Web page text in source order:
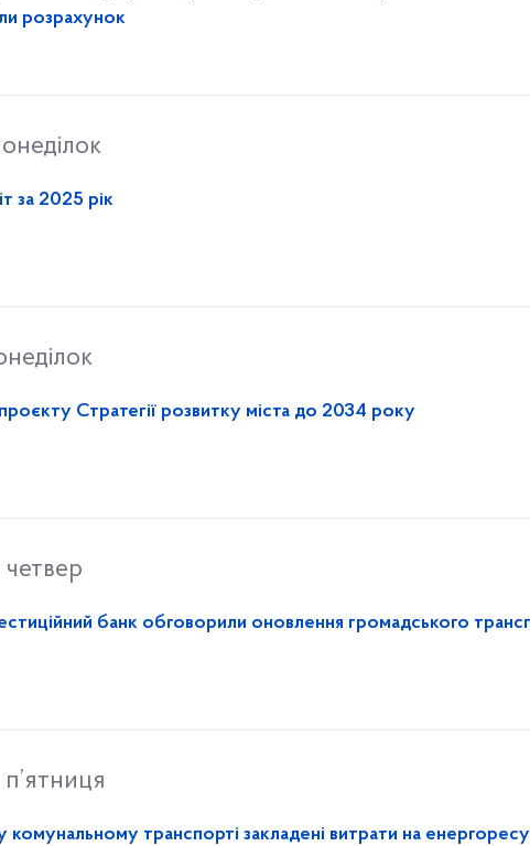
розрахунок
за 2025 рік
Стратегії розвитку міста до 2034 року
четвер
банк обговорили оновлення громадського
п’ятниця
комунальному транспорті закладені витрати на